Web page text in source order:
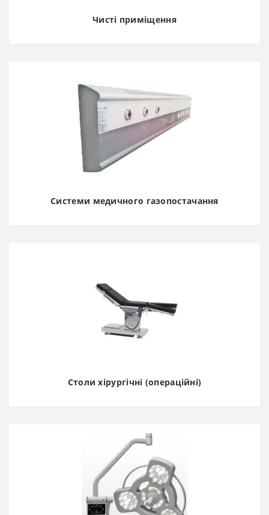
Чисті приміщення
Системи медичного газопостачання
Столи хірургічні (операційні)